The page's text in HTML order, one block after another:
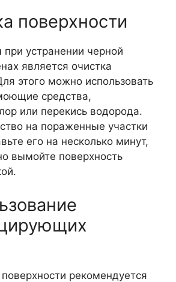
поверхности
устранении черной
является очистка
этого можно использовать
средства,
или перекись водорода.
на пораженные участки
его на несколько минут,
вымойте поверхность
рекомендуется